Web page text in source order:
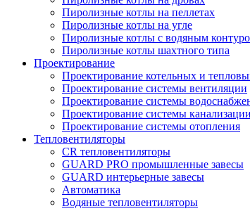
Пиролизные котлы на пеллетах
Пиролизные котлы на угле
Пиролизные котлы с водяным
Пиролизные котлы шахтного типа
Проектирование
Проектирование котельных и
Проектирование системы вентиляции
Проектирование системы
Проектирование системы канализации
Проектирование системы отопления
Тепловентиляторы
CR тепловентиляторы
GUARD PRO промышленные завесы
GUARD интерьерные завесы
Автоматика
Водяные тепловентиляторы